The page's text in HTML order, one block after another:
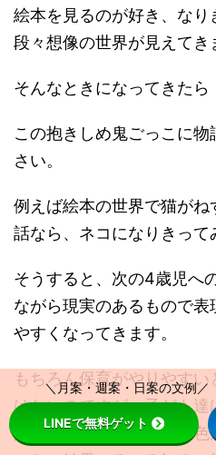
絵本を見るのが好き、なり
段々想像の世界が見えてき
そんなときになってきたら
この抱きしめ鬼ごっこに
さい。
例えば絵本の世界で猫が
話なら、ネコになりきって
そうすると、次の4歳児へ
ながら現実のあるもので
やすくなってきます。
もちろん保育がやりやす
はないのですが、子ども
好きで、このなりきって色
＼月案・週案・日案の文例
LINEで無料ゲット